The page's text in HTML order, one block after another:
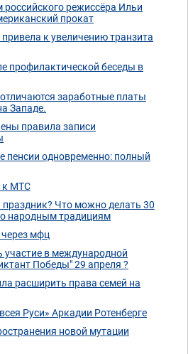
режиссёра Ильи
прокат
к увеличению транзита
профилактической беседы в
заработные платы
Западе.
правила записи
пенсии одновременно: полный
к МТС
Что можно делать 30
народным традициям
через мфц
участие в международной
Победы" 29 апреля ?
расширить права семей на
Руси» Аркадии Ротенберге
новой мутации